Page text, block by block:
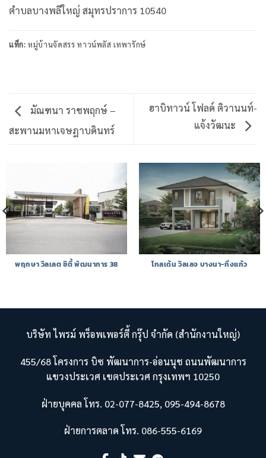
ตำบลบางพลีใหญ่ สมุทรปราการ 10540
แท็ก: หมู่บ้านจัดสรร ทาวน์พลัส เทพารักษ์
มัณฑนา ราชพฤกษ์ –
สะพานมหาเจษฎาบดินทร์
ฮาบิทาวน์ โฟลด์ ติวานนท์-
แจ้งวัฒนะ
พฤกษา วิลเลต ซิตี้ พัฒนาการ 38 โกลเด้น วิลเลจ บางนา-กิ่งแก้ว
บริษัท ไพรม์ พร็อพเพอร์ตี้ กรุ๊ป จำกัด (สำนักงานใหญ่)
455/68 โครงการ บิซ พัฒนาการ-อ่อนนุช ถนนพัฒนาการ
แขวงประเวศ เขตประเวศ กรุงเทพฯ 10250
ฝ่ายบุคคล โทร. 02-077-8425, 095-494-8678
ฝ่ายการตลาด โทร. 086-555-6169